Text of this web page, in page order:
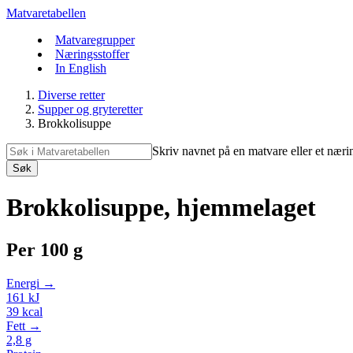
Matvaretabellen
Matvaregrupper
Næringsstoffer
In English
Diverse retter
Supper og gryteretter
Brokkolisuppe
Skriv navnet på en matvare eller et
Søk
Brokkolisuppe, hjemmelaget
Per 100 g
Energi →
161 kJ
39 kcal
Fett →
2,8 g